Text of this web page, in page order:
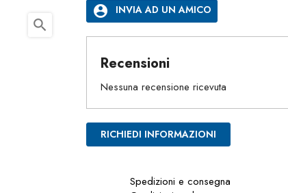
search
account_circle INVIA AD UN AMICO
Recensioni
Nessuna recensione ricevuta
RICHIEDI INFORMAZIONI
Spedizioni e consegna